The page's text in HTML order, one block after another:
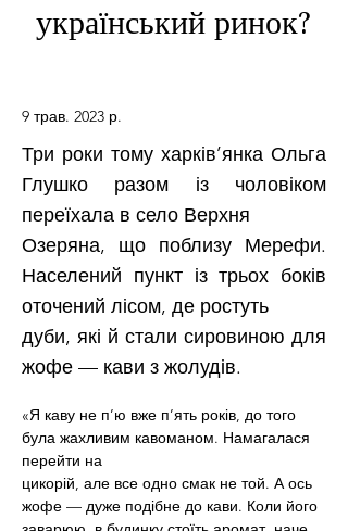
український ринок?
9 трав. 2023 р.
Три роки тому харків’янка Ольга
Глушко разом із чоловіком
переїхала в село Верхня
Озеряна, що поблизу Мерефи.
Населений пункт із трьох боків
оточений лісом, де ростуть
дуби, які й стали сировиною для
жофе — кави з жолудів.
«Я каву не п’ю вже п’ять років, до того
була жахливим кавоманом. Намагалася
перейти на
цикорій, але все одно смак не той. А ось
жофе — дуже подібне до кави. Коли його